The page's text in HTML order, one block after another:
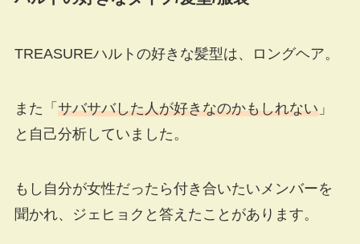
TREASUREハルトの好きな髪型は、ロングヘア。
また「 サバサバした人が好きなのかもしれない」
と自己分析していました。
もし自分が女性だったら付き合いたいメンバーを
聞かれ、ジェヒョクと答えたことがあります。